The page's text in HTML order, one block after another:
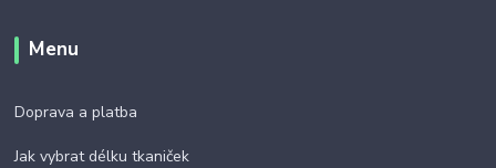
Menu
Doprava a platba
Jak vybrat délku tkaniček